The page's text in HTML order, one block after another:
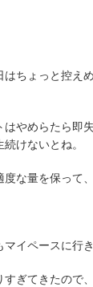
はちょっと控え
はやめらたら即
けないとね。
な量を保って、
イペースに行き
すぎてきたので